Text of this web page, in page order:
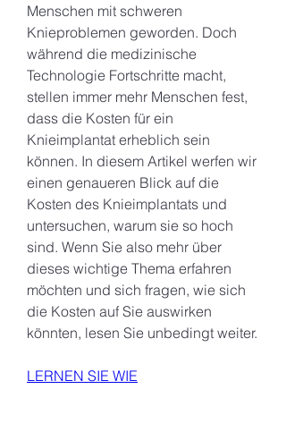
Menschen mit schweren
Knieproblemen geworden. Doch
während die medizinische
Technologie Fortschritte macht,
stellen immer mehr Menschen fest,
dass die Kosten für ein
Knieimplantat erheblich sein
können. In diesem Artikel werfen wir
einen genaueren Blick auf die
Kosten des Knieimplantats und
untersuchen, warum sie so hoch
sind. Wenn Sie also mehr über
dieses wichtige Thema erfahren
möchten und sich fragen, wie sich
die Kosten auf Sie auswirken
könnten, lesen Sie unbedingt weiter.
LERNEN SIE WIE